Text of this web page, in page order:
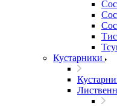
Кустарники